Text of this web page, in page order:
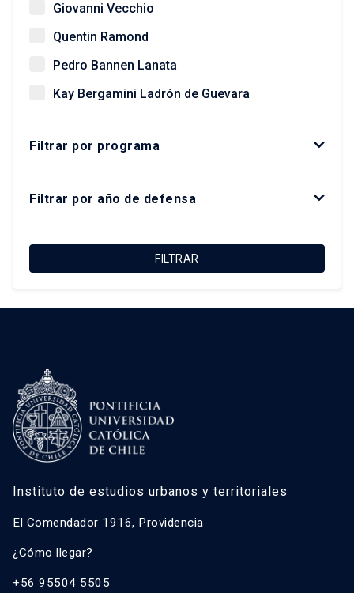
Giovanni Vecchio
Quentin Ramond
Pedro Bannen Lanata
Kay Bergamini Ladrón de Guevara
Óscar Figueroa Monsalve
Macarena Ibarra Alonso
Christian Matus Madrid
José Rosas Vera
Francisco Sabatini Downey
Gonzalo Salazar Preece
Javier Ruiz-Tagle Venero
Caroline Stamm
Ricardo Truffello Robledo
Magdalena Vicuña Del Río
Filtrar por programa
Filtrar por año de defensa
FILTRAR
Instituto de estudios urbanos y territoriales
El Comendador 1916, Providencia
¿Cómo llegar?
+56 95504 5505